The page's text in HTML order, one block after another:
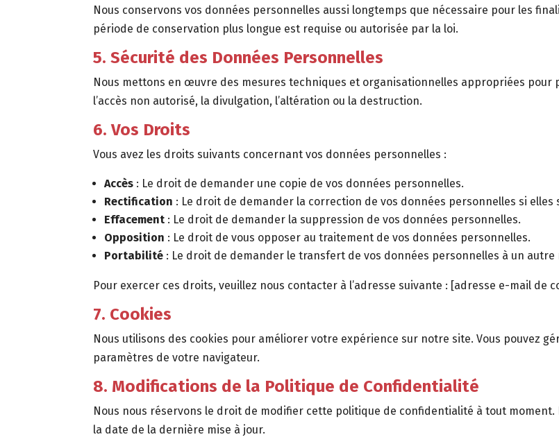
Nous conservons vos données personnelles aussi longtemps que nécessaire pour les
période de conservation plus longue est requise ou autorisée par la loi.
5. Sécurité des Données Personnelles
Nous mettons en œuvre des mesures techniques et organisationnelles appropriées
l’accès non autorisé, la divulgation, l’altération ou la destruction.
6. Vos Droits
Vous avez les droits suivants concernant vos données personnelles :
Accès : Le droit de demander une copie de vos données personnelles.
Rectification : Le droit de demander la correction de vos données personnelles si elles
Effacement : Le droit de demander la suppression de vos données personnelles.
Opposition : Le droit de vous opposer au traitement de vos données personnelles.
Portabilité : Le droit de demander le transfert de vos données personnelles à un
Pour exercer ces droits, veuillez nous contacter à l’adresse suivante : [adresse e-mail de
7. Cookies
Nous utilisons des cookies pour améliorer votre expérience sur notre site. Vous pouvez
paramètres de votre navigateur.
8. Modifications de la Politique de Confidentialité
Nous nous réservons le droit de modifier cette politique de confidentialité à tout
la date de la dernière mise à jour.